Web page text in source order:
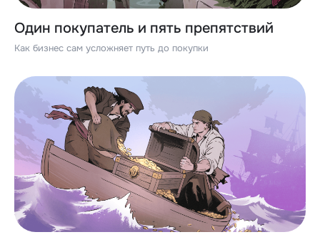
Один покупатель и пять препятствий
Как бизнес сам усложняет путь до покупки